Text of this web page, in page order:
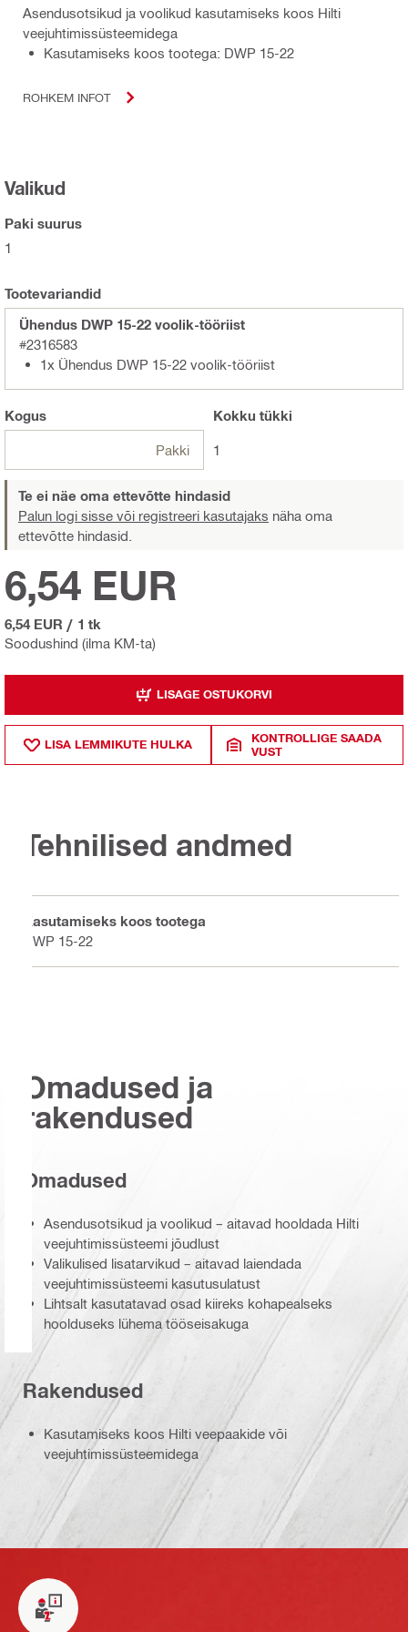
Asendusotsikud ja voolikud kasutamiseks koos Hilti
veejuhtimissüsteemidega
Kasutamiseks koos tootega: DWP 15-22
ROHKEM INFOT
Valikud
Paki suurus
1
Tootevariandid
Ühendus DWP 15-22 voolik-tööriist
#2316583
1x Ühendus DWP 15-22 voolik-tööriist
Kogus
Pakki
Kokku tükki
1
Te ei näe oma ettevõtte hindasid
Palun logi sisse või registreeri kasutajaks näha oma
ettevõtte hindasid.
Soodushind (ilma KM-ta)
6,54 EUR
6,54 EUR / 1 tk
LISAGE OSTUKORVI
LISA LEMMIKUTE HULKA
KONTROLLIGE SAADA
VUST
Tehnilised andmed
Kasutamiseks koos tootega
DWP 15-22
Omadused ja
rakendused
Omadused
Asendusotsikud ja voolikud – aitavad hooldada Hilti
veejuhtimissüsteemi jõudlust
Valikulised lisatarvikud – aitavad laiendada
veejuhtimissüsteemi kasutusulatust
Lihtsalt kasutatavad osad kiireks kohapealseks
hoolduseks lühema tööseisakuga
Rakendused
Kasutamiseks koos Hilti veepaakide või
veejuhtimissüsteemidega